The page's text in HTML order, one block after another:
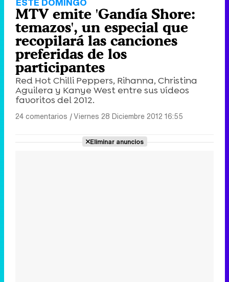
MTV emite 'Gandía Shore:
temazos', un especial que
recopilará las canciones
preferidas de los
participantes
Red Hot Chilli Peppers, Rihanna, Christina
Aguilera y Kanye West entre sus vídeos
favoritos del 2012.
24 comentarios |Viernes 28 Diciembre 2012 16:55
Eliminar anuncios